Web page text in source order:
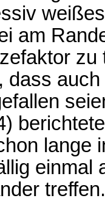
am
dass
lange
einmal
treffen.